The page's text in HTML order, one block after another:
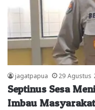
jagatpapua 29 Agustus
Septinus Sesa
Imbau